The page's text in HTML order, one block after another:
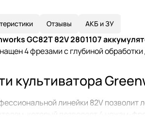
Отзывы АКБ и ЗУ
GC82T 82V 2801107
4 фрезами с глубиной
культиватора
линейки 82V
который позволяет 4 ножам-